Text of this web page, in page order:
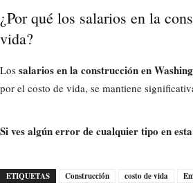
¿Por qué los salarios en la
vida?
Los salarios en la construcción en
por el costo de vida, se mantiene
Si ves algún error de cualquier tipo en
ETIQUETAS Construcción costo de vida